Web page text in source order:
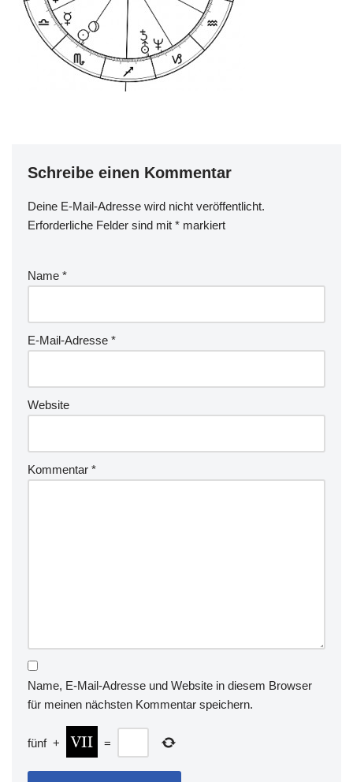
Schreibe einen Kommentar
Deine E-Mail-Adresse wird nicht veröffentlicht.
Erforderliche Felder sind mit * markiert
Name *
E-Mail-Adresse *
Website
Kommentar *
Name, E-Mail-Adresse und Website in diesem Browser
für meinen nächsten Kommentar speichern.
fünf + =